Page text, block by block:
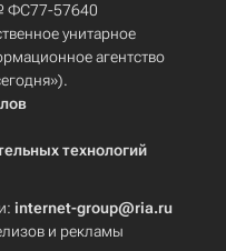
ФС77-57640
унитарное
агентство
технологий
internet-group@ria.ru
и рекламы